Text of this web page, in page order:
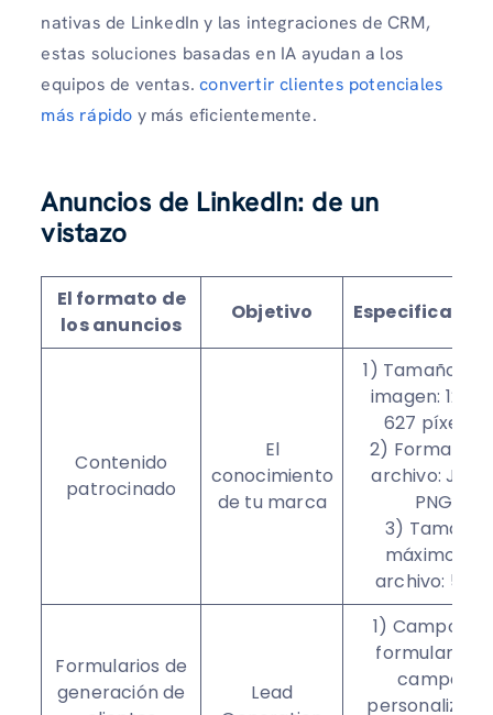
nativas de LinkedIn y las integraciones de CRM,
estas soluciones basadas en IA ayudan a los
equipos de ventas.convertir clientes potenciales
más rápido y más eficientemente.
Anuncios de LinkedIn: de un
vistazo
El formato de
los anuncios
Objetivo
Contenido
patrocinado
El
conocimiento
de tu marca
1) Tamaño de
imagen: 1200
627 píxeles
2) Formato
archivo: JPG
PNG
3) Tamaño
máximo de
archivo: 5 MB
Formularios de
generación de
Lead
1) Campos
formulario: 12
campos